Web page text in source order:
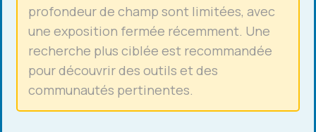
profondeur de champ sont limitées, avec
une exposition fermée récemment. Une
recherche plus ciblée est recommandée
pour découvrir des outils et des
communautés pertinentes.